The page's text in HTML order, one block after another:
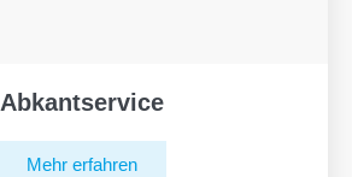
Abkantservice
Mehr erfahren